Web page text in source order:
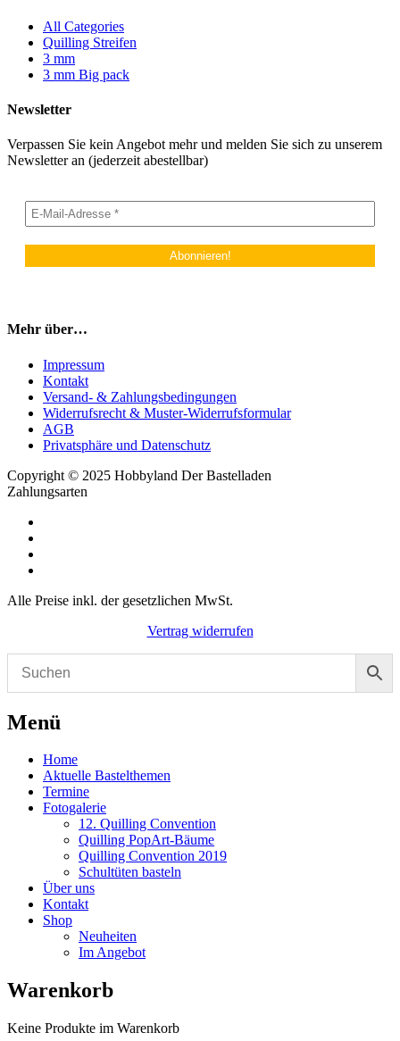
All Categories
Quilling Streifen
3 mm
3 mm Big pack
Newsletter
Verpassen Sie kein Angebot mehr und melden Sie sich zu unserem
Newsletter an (jederzeit abestellbar)
Mehr über…
Impressum
Kontakt
Versand- & Zahlungsbedingungen
Widerrufsrecht & Muster-Widerrufsformular
AGB
Privatsphäre und Datenschutz
Copyright © 2025 Hobbyland Der Bastelladen
Zahlungsarten
Alle Preise inkl. der gesetzlichen MwSt.
Vertrag widerrufen
Menü
Home
Aktuelle Bastelthemen
Termine
Fotogalerie
12. Quilling Convention
Quilling PopArt-Bäume
Quilling Convention 2019
Schultüten basteln
Über uns
Kontakt
Shop
Neuheiten
Im Angebot
Warenkorb
Keine Produkte im Warenkorb